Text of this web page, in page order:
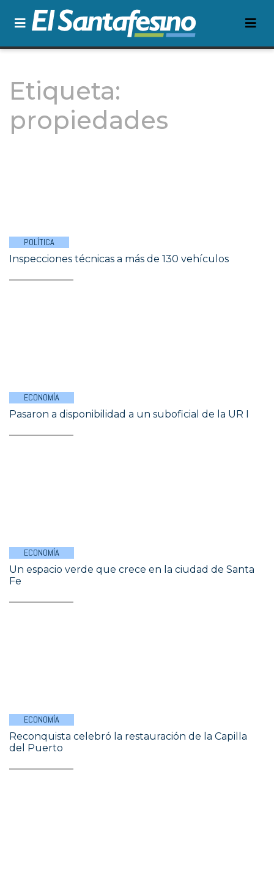
Etiqueta:
propiedades
POLÍTICA
Inspecciones técnicas a más de 130 vehículos
ECONOMÍA
Pasaron a disponibilidad a un suboficial de la UR I
ECONOMÍA
Un espacio verde que crece en la ciudad de Santa
Fe
ECONOMÍA
Reconquista celebró la restauración de la Capilla
del Puerto